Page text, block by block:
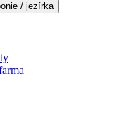
/ jezírka